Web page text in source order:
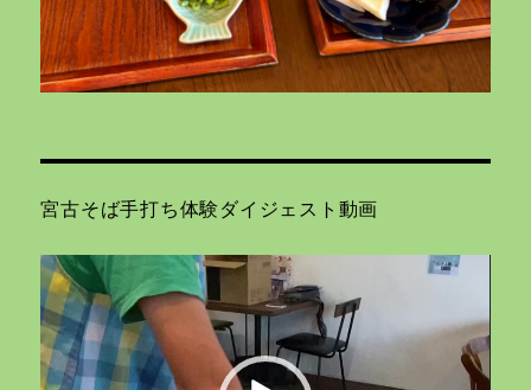
宮古そば手打ち体験ダイジェスト動画
動
画
プ
レ